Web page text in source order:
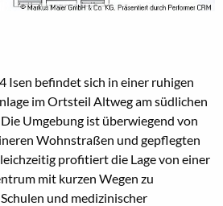
Isen befindet sich in einer ruhigen
im Ortsteil Altweg am südlichen
Umgebung ist überwiegend von
Wohnstraßen und gepflegten
profitiert die Lage von einer
mit kurzen Wegen zu
und medizinischer